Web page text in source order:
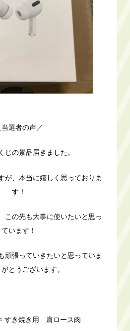
当選者の声／
じの景品届きました。
が、本当に嬉しく思っておりま
す！
この先も大事に使いたいと思っ
ています！
頑張っていきたいと思っていま
とうございます。
すき焼き用 肩ロース肉